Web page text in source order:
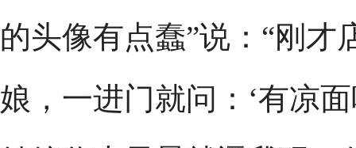
的头像有点蠢”说：“刚
娘，一进门就问：‘有凉面